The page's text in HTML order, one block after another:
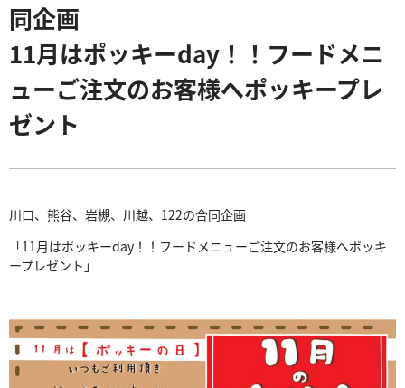
同企画
11月はポッキーday！！フードメニ
ューご注文のお客様へポッキープレ
ゼント
川口、熊谷、岩槻、川越、122の合同企画
「11月はポッキーday！！フードメニューご注文のお客様へポッキ
ープレゼント」